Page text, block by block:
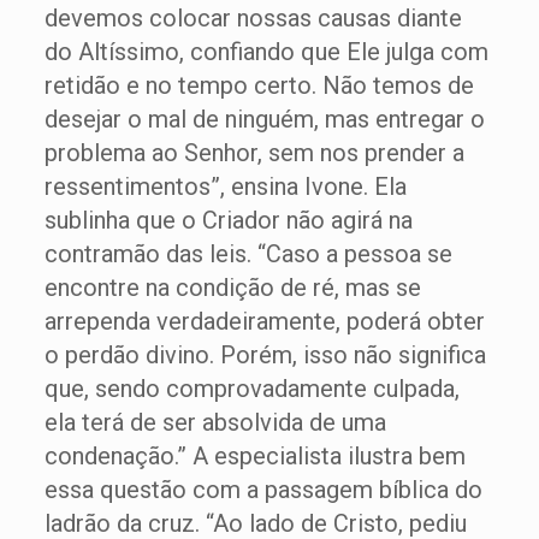
devemos colocar nossas causas diante
do Altíssimo, confiando que Ele julga com
retidão e no tempo certo. Não temos de
desejar o mal de ninguém, mas entregar o
problema ao Senhor, sem nos prender a
ressentimentos”, ensina Ivone. Ela
sublinha que o Criador não agirá na
contramão das leis. “Caso a pessoa se
encontre na condição de ré, mas se
arrependa verdadeiramente, poderá obter
o perdão divino. Porém, isso não significa
que, sendo comprovadamente culpada,
ela terá de ser absolvida de uma
condenação.” A especialista ilustra bem
essa questão com a passagem bíblica do
ladrão da cruz. “Ao lado de Cristo, pediu